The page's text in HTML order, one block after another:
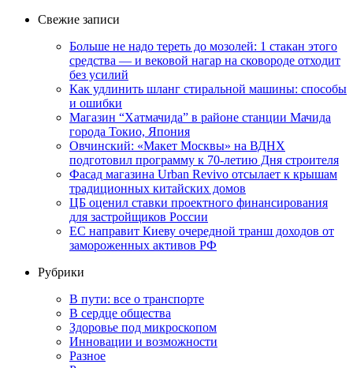
Свежие записи
Больше не надо тереть до мозолей: 1 стакан этого
средства — и вековой нагар на сковороде отходит
без усилий
Как удлинить шланг стиральной машины: способы
и ошибки
Магазин “Хатмачида” в районе станции Мачида
города Токио, Япония
Овчинский: «Макет Москвы» на ВДНХ
подготовил программу к 70-летию Дня строителя
Фасад магазина Urban Revivo отсылает к крышам
традиционных китайских домов
ЦБ оценил ставки проектного финансирования
для застройщиков России
ЕС направит Киеву очередной транш доходов от
замороженных активов РФ
Рубрики
В пути: все о транспорте
В сердце общества
Здоровье под микроскопом
Инновации и возможности
Разное